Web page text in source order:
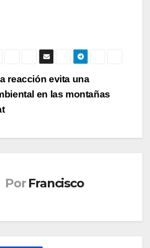
reacción evita una
en las montañas
Por Francisco